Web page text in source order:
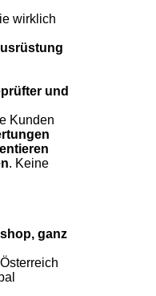
wirklich
und
Kunden
. Keine
ganz